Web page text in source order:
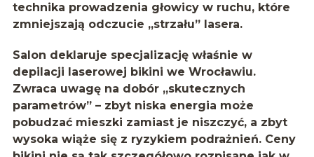
technika prowadzenia głowicy w ruchu, które
zmniejszają odczucie „strzału” lasera.
Salon deklaruje specjalizację właśnie w
depilacji laserowej bikini we Wrocławiu.
Zwraca uwagę na dobór „skutecznych
parametrów” – zbyt niska energia może
pobudzać mieszki zamiast je niszczyć, a zbyt
wysoka wiąże się z ryzykiem podrażnień. Ceny